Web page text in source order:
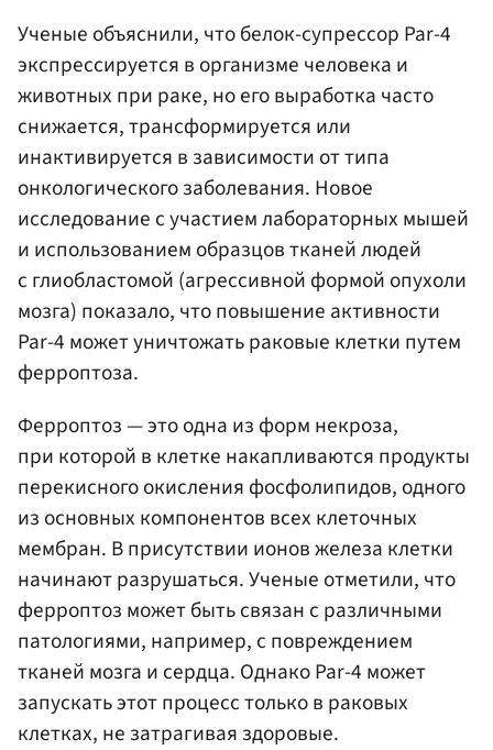
Ученые объяснили, что белок-супрессор Par-4
экспрессируется в организме человека и
животных при раке, но его выработка часто
снижается, трансформируется или
инактивируется в зависимости от типа
онкологического заболевания. Новое
исследование с участием лабораторных мышей
и использованием образцов тканей людей
с глиобластомой (агрессивной формой опухоли
мозга) показало, что повышение активности
Par-4 может уничтожать раковые клетки путем
ферроптоза.
Ферроптоз — это одна из форм некроза,
при которой в клетке накапливаются продукты
перекисного окисления фосфолипидов, одного
из основных компонентов всех клеточных
мембран. В присутствии ионов железа клетки
начинают разрушаться. Ученые отметили, что
ферроптоз может быть связан с различными
патологиями, например, с повреждением
тканей мозга и сердца. Однако Par-4 может
запускать этот процесс только в раковых
клетках, не затрагивая здоровые.